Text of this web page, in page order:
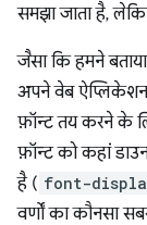
समझा जाता है,
जैसा कि हमने
अपने वेब
फ़ॉन्ट तय करने के
फ़ॉन्ट को कहां
है ( font-
वर्णों का कौनसा